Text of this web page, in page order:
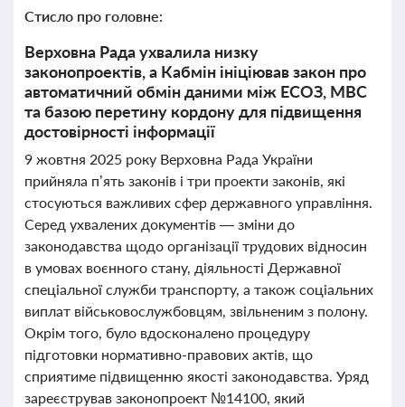
Стисло про головне:
Верховна Рада ухвалила низку
законопроектів, а Кабмін ініціював закон про
автоматичний обмін даними між ЕСОЗ, МВС
та базою перетину кордону для підвищення
достовірності інформації
9 жовтня 2025 року Верховна Рада України
прийняла п’ять законів і три проекти законів, які
стосуються важливих сфер державного управління.
Серед ухвалених документів — зміни до
законодавства щодо організації трудових відносин
в умовах воєнного стану, діяльності Державної
спеціальної служби транспорту, а також соціальних
виплат військовослужбовцям, звільненим з полону.
Окрім того, було вдосконалено процедуру
підготовки нормативно-правових актів, що
сприятиме підвищенню якості законодавства. Уряд
зареєстрував законопроект №14100, який